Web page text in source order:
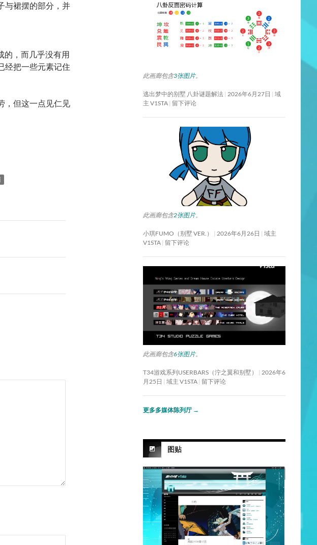
与裙摆的部分，并
的，而几乎没有用
经把一些元素记住
，但这一点见仁见
此画廊包含3张图片。
逃出梦中的别墅 八卦谜题解法 2026年6月27日
域
主 V1STA 留下评论
此画廊包含2张图片。
小琪FUMO（别墅 VER.） 2026年6月26日
域主
V1STA 留下评论
此画廊包含6张图片。
T34游戏系列USERBARS（泞之翼和别墅）
2026年6
月25日
域主 V1STA 留下评论
更多多媒体陈列厅 →
图贴